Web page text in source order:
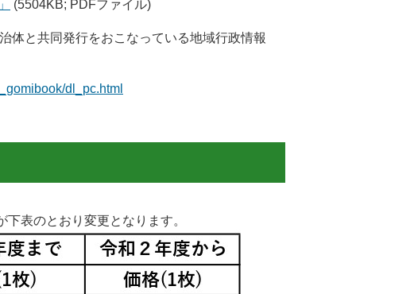
(5504KB; PDFファイル)
と共同発行をおこなっている地域行政情報
dl_pc.html
表のとおり変更となります。